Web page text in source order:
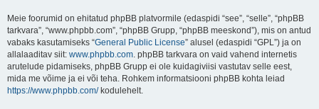
Meie foorumid on ehitatud phpBB platvormile (edaspidi “see”, “selle”, “phpBB
tarkvara”, “www.phpbb.com”, “phpBB Grupp, “phpBB meeskond”), mis on antud
vabaks kasutamiseks “General Public License” alusel (edaspidi “GPL”) ja on
allalaaditav siit: www.phpbb.com. phpBB tarkvara on vaid vahend internetis
arutelude pidamiseks, phpBB Grupp ei ole kuidagiviisi vastutav selle eest,
mida me võime ja ei või teha. Rohkem informatsiooni phpBB kohta leiad
https://www.phpbb.com/kodulehelt.